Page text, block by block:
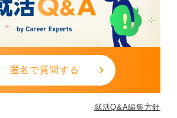
匿名で質問する
就活Q&A編集方針